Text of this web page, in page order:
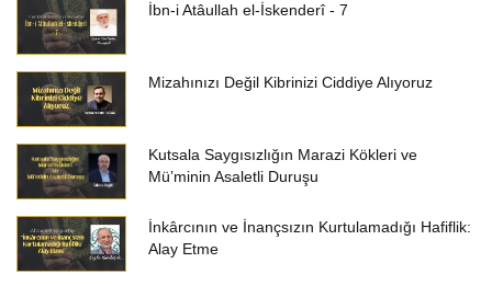
İbn-i Atâullah el-İskenderî - 7
Mizahınızı Değil Kibrinizi Ciddiye Alıyoruz
Kutsala Saygısızlığın Marazi Kökleri ve
Mü’minin Asaletli Duruşu
İnkârcının ve İnançsızın Kurtulamadığı Hafiflik:
Alay Etme